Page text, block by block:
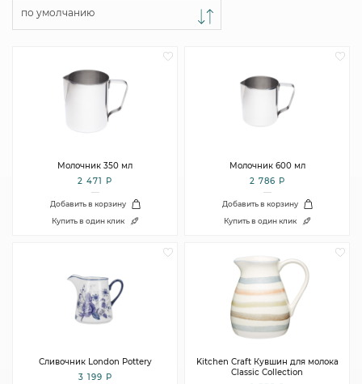
по умолчанию
Молочник 350 мл
2 471 Р
Добавить в корзину
Купить в один клик
Молочник 600 мл
2 786 Р
Добавить в корзину
Купить в один клик
Сливочник London Pottery
3 199 Р
Kitchen Craft Кувшин для молока
Classic Collection